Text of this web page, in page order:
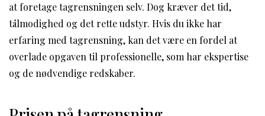
at foretage tagrensningen selv. Dog kræver det tid,
tålmodighed og det rette udstyr. Hvis du ikke har
erfaring med tagrensning, kan det være en fordel at
overlade opgaven til professionelle, som har ekspertise
og de nødvendige redskaber.